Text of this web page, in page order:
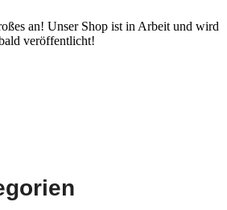
an! Unser Shop ist in Arbeit und wird
veröffentlicht!